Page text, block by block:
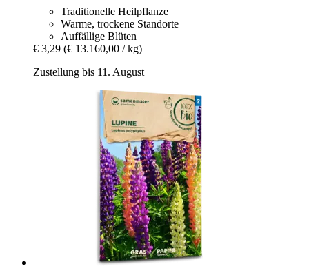
Traditionelle Heilpflanze
Warme, trockene Standorte
Auffällige Blüten
€ 3,29 (€ 13.160,00 / kg)
Zustellung bis 11. August